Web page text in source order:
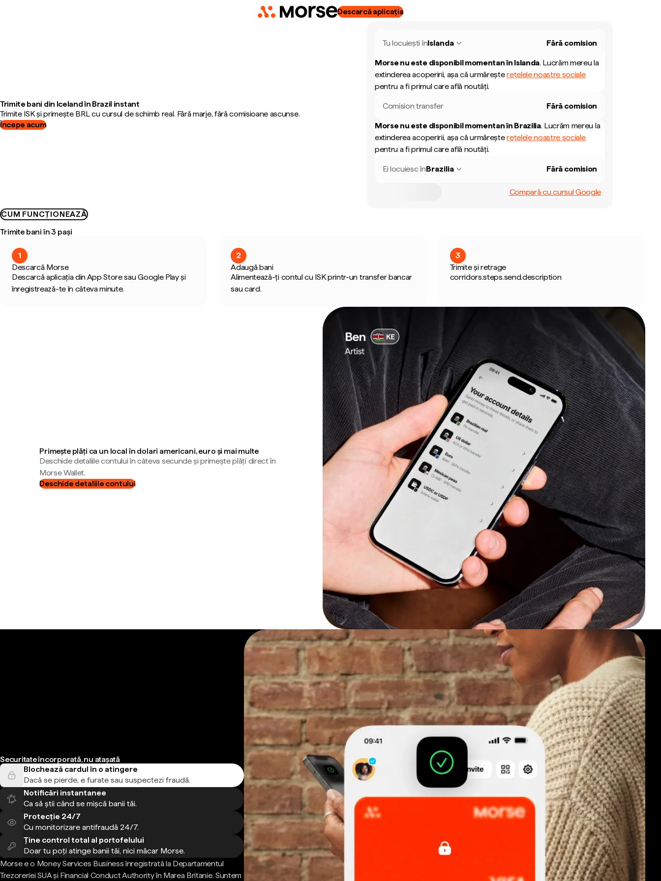
Descarcă aplicația
Trimite bani din Iceland în Brazil instant
Trimite ISK și primește BRL cu cursul de schimb real. Fără marje, fără comisioane ascunse.
Începe acum
Tu locuiești înIslanda Fără comision
Morse nu este disponibil momentan în Islanda. Lucrăm mereu la
extinderea acoperirii, așa că urmăreșterețelele noastre sociale
pentru a fi primul care află noutăți.
Comision transfer Fără comision
Morse nu este disponibil momentan în Brazilia. Lucrăm mereu la
extinderea acoperirii, așa că urmăreșterețelele noastre sociale
pentru a fi primul care află noutăți.
Ei locuiesc înBrazilia Fără comision
Compară cu cursul Google
CUM FUNCȚIONEAZĂ
Trimite bani în 3 pași
1
Descarcă Morse
Descarcă aplicația din App Store sau Google Play și
înregistrează-te în câteva minute.
2
Adaugă bani
Alimentează-ți contul cu ISK printr-un transfer bancar
sau card.
3
Trimite și retrage
corridors.steps.send.description
Primește plăți ca un local în dolari americani, euro și mai multe
Deschide detaliile contului în câteva secunde și primește plăți direct în
Morse Wallet.
Deschide detaliile contului
Securitate încorporată, nu atașată
Blochează cardul în o atingere
Dacă se pierde, e furate sau suspectezi fraudă.
Notificări instantanee
Ca să știi când se mișcă banii tăi.
Protecție 24/7
Cu monitorizare antifraudă 24/7.
Ține control total al portofelului
Doar tu poți atinge banii tăi, nici măcar Morse.
Morse e o Money Services Business înregistrată la Departamentul
Trezoreriei SUA și Financial Conduct Authority în Marea Britanie. Suntem